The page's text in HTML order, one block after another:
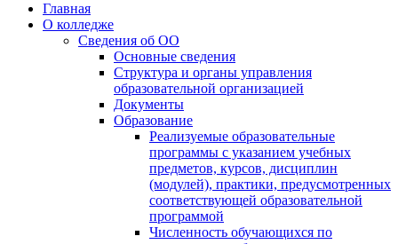
Главная
О колледже
Сведения об ОО
Основные сведения
Структура и органы управления
образовательной организацией
Документы
Образование
Реализуемые образовательные
программы с указанием учебных
предметов, курсов, дисциплин
(модулей), практики, предусмотренных
соответствующей образовательной
программой
Численность обучающихся по